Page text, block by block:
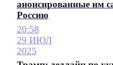
анонсированные им
Россию
20:58
29 ИЮЛ
2025